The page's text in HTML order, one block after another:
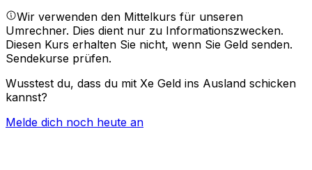
Wir verwenden den Mittelkurs für unseren
Umrechner. Dies dient nur zu Informationszwecken.
Diesen Kurs erhalten Sie nicht, wenn Sie Geld senden.
Sendekurse prüfen.
Wusstest du, dass du mit Xe Geld ins Ausland schicken
kannst?
Melde dich noch heute an